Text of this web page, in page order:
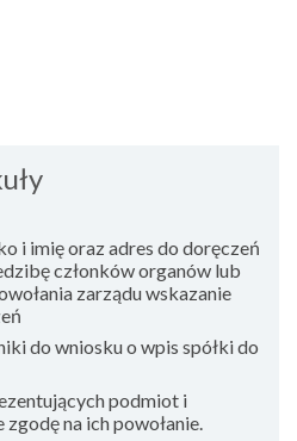
i imię oraz adres do doręczeń
członków organów lub
zarządu wskazanie
do wniosku o wpis spółki do
podmiot i
na ich powołanie.